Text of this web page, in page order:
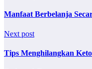
Manfaat Berbelanja
Next post
Tips Menghilangkan